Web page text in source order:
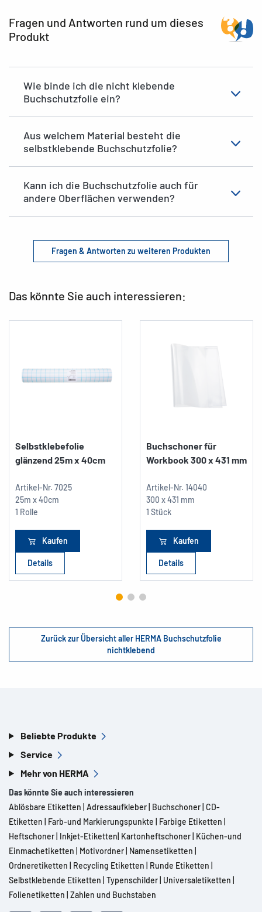
Fragen und Antworten rund um dieses
Produkt
Wie binde ich die nicht klebende
Buchschutzfolie ein?
Aus welchem Material besteht die
selbstklebende Buchschutzfolie?
Kann ich die Buchschutzfolie auch für
andere Oberflächen verwenden?
Fragen & Antworten zu weiteren Produkten
Das könnte Sie auch interessieren:
Selbstklebefolie
glänzend 25m x 40cm
Artikel-Nr. 7025
25m x 40cm
1 Rolle
Kaufen
Details
Buchschoner für
Workbook 300 x 431 mm
Artikel-Nr. 14040
300 x 431 mm
1 Stück
Kaufen
Details
Zurück zur Übersicht aller HERMA Buchschutzfolie
nichtklebend
Beliebte Produkte
Service
Mehr von HERMA
Das könnte Sie auch interessieren
Ablösbare Etiketten Adressaufkleber Buchschoner CD-
Etiketten
Farb-und Markierungspunkte Farbige Etiketten
Heftschoner Inkjet-Etiketten Kartonheftschoner Küchen-und
Einmachetiketten
Motivordner Namensetiketten
Ordneretiketten
Recycling Etiketten Runde Etiketten
Selbstklebende Etiketten Typenschilder Universaletiketten
Folienetiketten Zahlen und Buchstaben